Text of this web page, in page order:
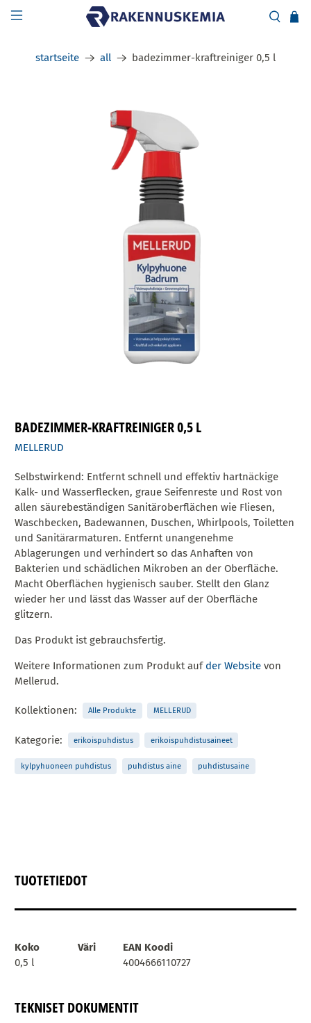
startseite all badezimmer-kraftreiniger 0,5 l
BADEZIMMER-KRAFTREINIGER 0,5 L
MELLERUD
Selbstwirkend: Entfernt schnell und effektiv hartnäckige
Kalk- und Wasserflecken, graue Seifenreste und Rost von
allen säurebeständigen Sanitäroberflächen wie Fliesen,
Waschbecken, Badewannen, Duschen, Whirlpools, Toiletten
und Sanitärarmaturen. Entfernt unangenehme
Ablagerungen und verhindert so das Anhaften von
Bakterien und schädlichen Mikroben an der Oberfläche.
Macht Oberflächen hygienisch sauber. Stellt den Glanz
wieder her und lässt das Wasser auf der Oberfläche
glitzern.
Das Produkt ist gebrauchsfertig.
Weitere Informationen zum Produkt auf der Website von
Mellerud.
Kollektionen: Alle Produkte MELLERUD
Kategorie: erikoispuhdistus erikoispuhdistusaineet
kylpyhuoneen puhdistus puhdistus aine puhdistusaine
TUOTETIEDOT
Koko Väri
EAN Koodi
0,5 l
4004666110727
TEKNISET DOKUMENTIT